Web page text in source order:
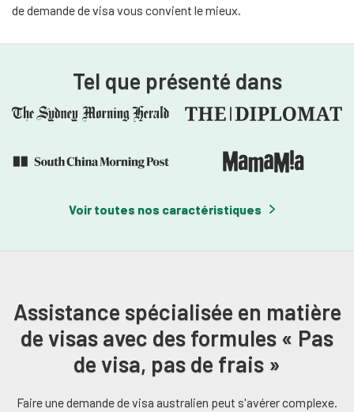
de demande de visa vous convient le mieux.
Tel que présenté dans
Voir toutes nos caractéristiques
Assistance spécialisée en matière
de visas avec des formules « Pas
de visa, pas de frais »
Faire une demande de visa australien peut s'avérer complexe.